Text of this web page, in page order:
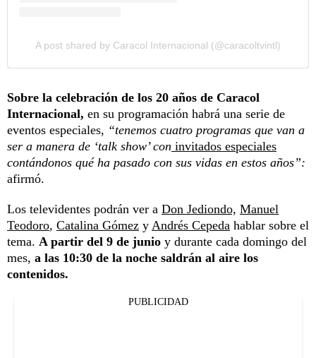
A post shared by Caracol Internacional (@caracoltvintl)
Sobre la celebración de los 20 años de Caracol
Internacional, en su programación habrá una serie de
eventos especiales, “tenemos cuatro programas que van a
ser a manera de ‘talk show’ con invitados especiales
contándonos qué ha pasado con sus vidas en estos años”:
afirmó.
Los televidentes podrán ver a Don Jediondo, Manuel
Teodoro, Catalina Gómez y Andrés Cepeda hablar sobre el
tema. A partir del 9 de junio y durante cada domingo del
mes, a las 10:30 de la noche saldrán al aire los
contenidos.
PUBLICIDAD